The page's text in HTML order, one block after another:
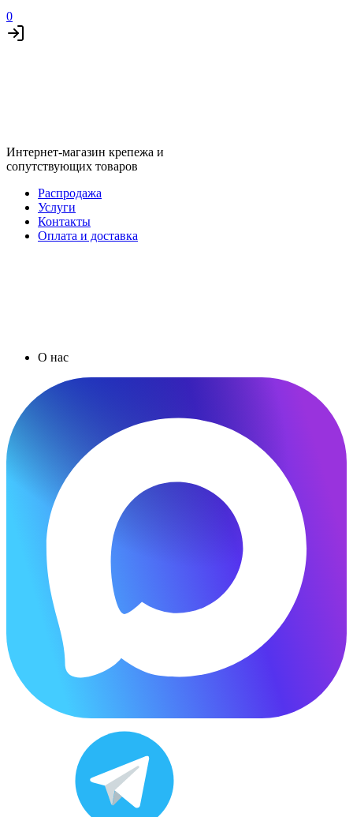
0
Интернет-магазин крепежа и
сопутствующих товаров
Распродажа
Услуги
Контакты
Оплата и доставка
О нас